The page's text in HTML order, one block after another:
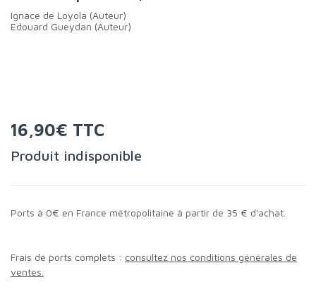
Ignace de Loyola (Auteur)
Edouard Gueydan (Auteur)
16,90€ TTC
Produit indisponible
Ports à 0€ en France métropolitaine à partir de 35 € d'achat.
Frais de ports complets : consultez nos conditions générales de
ventes.